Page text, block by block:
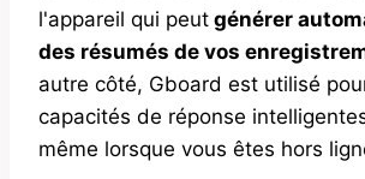
l'appareil qui peut générer
des résumés de vos
autre côté, Gboard est utilisé
capacités de réponse
même lorsque vous êtes hors